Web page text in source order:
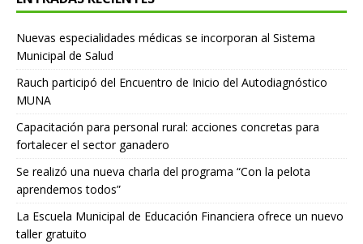
Nuevas especialidades médicas se incorporan al Sistema
Municipal de Salud
Rauch participó del Encuentro de Inicio del Autodiagnóstico
MUNA
Capacitación para personal rural: acciones concretas para
fortalecer el sector ganadero
Se realizó una nueva charla del programa “Con la pelota
aprendemos todos”
La Escuela Municipal de Educación Financiera ofrece un nuevo
taller gratuito